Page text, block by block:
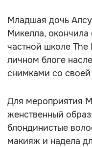
Младшая дочь
Микелла,
частной школе
личном блоге
снимками со
Для мероприятия
женственный
блондинистые
макияж и надела